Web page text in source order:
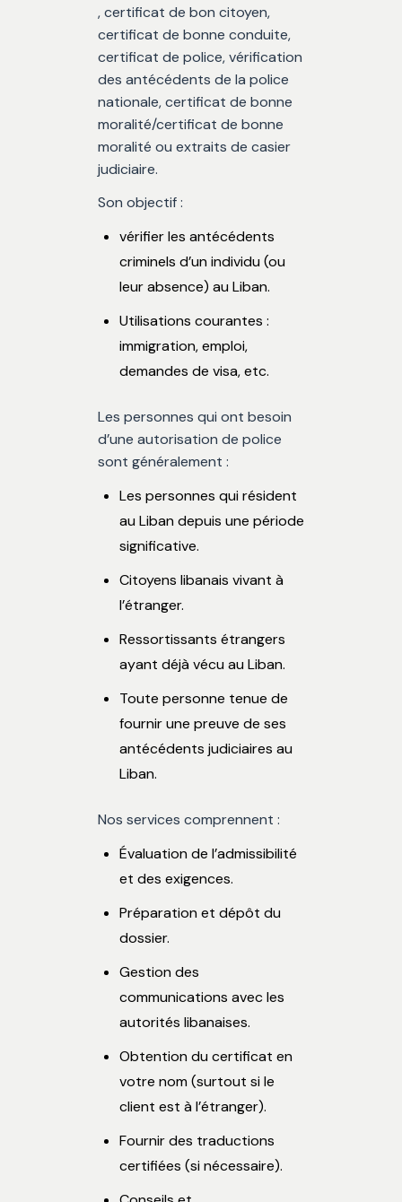
, certificat de bon citoyen,
certificat de bonne conduite,
certificat de police, vérification
des antécédents de la police
nationale, certificat de bonne
moralité/certificat de bonne
moralité ou extraits de casier
judiciaire.
Son objectif :
vérifier les antécédents
criminels d’un individu (ou
leur absence) au Liban.
Utilisations courantes :
immigration, emploi,
demandes de visa, etc.
Les personnes qui ont besoin
d’une autorisation de police
sont généralement :
Les personnes qui résident
au Liban depuis une période
significative.
Citoyens libanais vivant à
l’étranger.
Ressortissants étrangers
ayant déjà vécu au Liban.
Toute personne tenue de
fournir une preuve de ses
antécédents judiciaires au
Liban.
Nos services comprennent :
Évaluation de l’admissibilité
et des exigences.
Préparation et dépôt du
dossier.
Gestion des
communications avec les
autorités libanaises.
Obtention du certificat en
votre nom (surtout si le
client est à l’étranger).
Fournir des traductions
certifiées (si nécessaire).